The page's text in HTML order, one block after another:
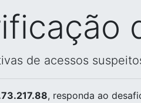
de acessos
, responda ao